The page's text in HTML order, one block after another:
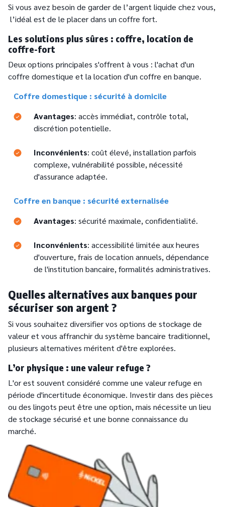
Si vous avez besoin de garder de l’argent liquide chez vous,
l’idéal est de le placer dans un coffre fort.
Les solutions plus sûres : coffre, location de
coffre-fort
Deux options principales s'offrent à vous : l'achat d'un
coffre domestique et la location d'un coffre en banque.
Text
Coffre domestique : sécurité à domicile
Avantages: accès immédiat, contrôle total,
discrétion potentielle.
Inconvénients: coût élevé, installation parfois
complexe, vulnérabilité possible, nécessité
d'assurance adaptée.
Text
Coffre en banque : sécurité externalisée
Avantages: sécurité maximale, confidentialité.
Inconvénients: accessibilité limitée aux heures
d'ouverture, frais de location annuels, dépendance
de l'institution bancaire, formalités administratives.
Quelles alternatives aux banques pour
sécuriser son argent ?
Si vous souhaitez diversifier vos options de stockage de
valeur et vous affranchir du système bancaire traditionnel,
plusieurs alternatives méritent d'être explorées.
L’or physique : une valeur refuge ?
L'or est souvent considéré comme une valeur refuge en
période d'incertitude économique. Investir dans des pièces
ou des lingots peut être une option, mais nécessite un lieu
de stockage sécurisé et une bonne connaissance du
marché.